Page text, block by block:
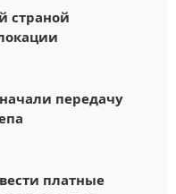
страной
передачу
платные